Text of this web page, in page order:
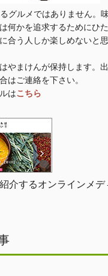
グルメではありません。
何かを追求するためにひ
合う人しか楽しめないと
やまけんが保持します。
はご連絡を下さい。
はこちら
介するオンラインメ